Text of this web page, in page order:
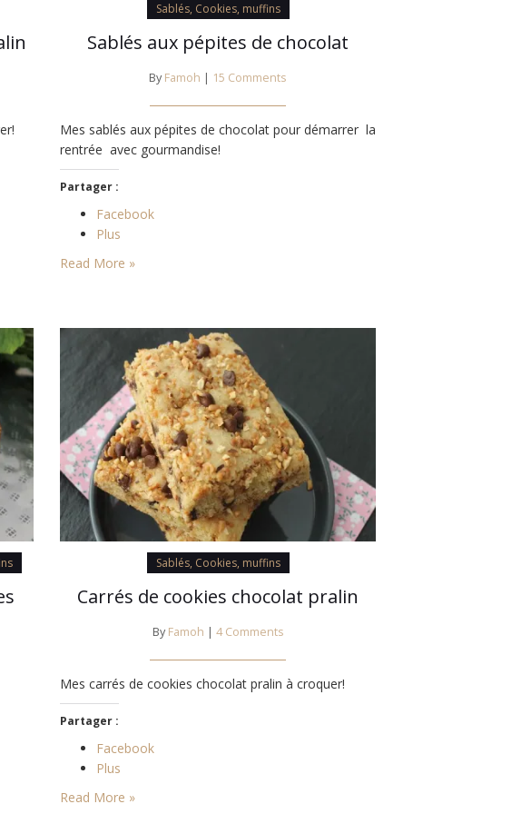
Sablés, Cookies, muffins
Sablés aux pépites de chocolat
By Famoh | 15 Comments
Mes sablés aux pépites de chocolat pour démarrer la
rentrée avec gourmandise!
Partager :
Facebook
Plus
Read More »
Sablés, Cookies, muffins
Carrés de cookies chocolat pralin
By Famoh | 4 Comments
Mes carrés de cookies chocolat pralin à croquer!
Partager :
Facebook
Plus
Read More »